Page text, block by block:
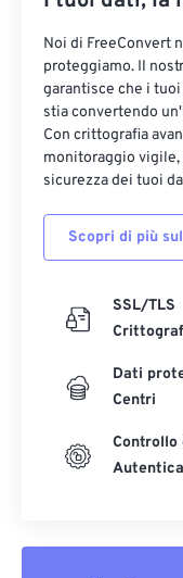
Noi di FreeConvert
proteggiamo. Il
garantisce che i
stia convertendo
Con crittografia
monitoraggio
sicurezza dei tuoi
Scopri di più
SSL/TLS
Dati
Centri
Controllo